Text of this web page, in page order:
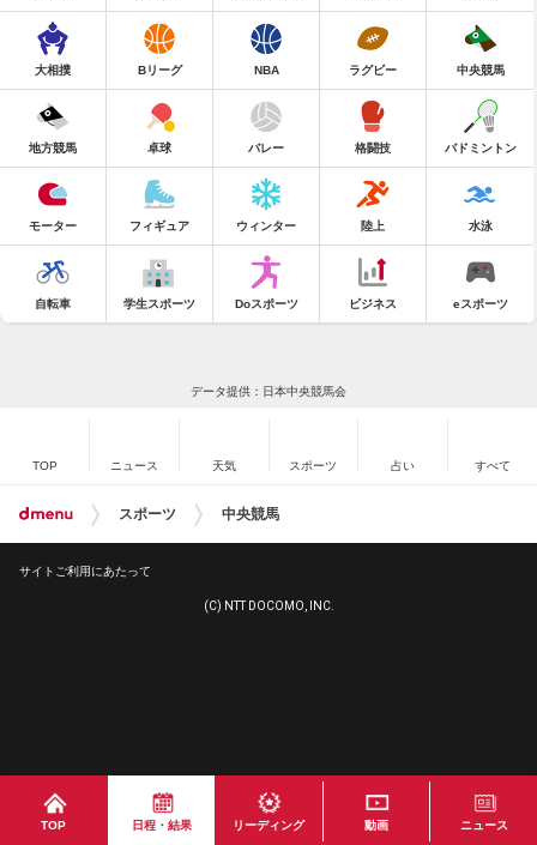
TOP 日程・結果 リーディング 動画 ニュース
大相撲 Bリーグ NBA ラグビー 中央競馬
地方競馬 卓球 バレー 格闘技 バドミントン
モーター フィギュア ウィンター 陸上 水泳
自転車 学生スポーツ Doスポーツ ビジネス eスポーツ
データ提供：日本中央競馬会
TOP ニュース 天気 スポーツ 占い すべて
スポーツ 中央競馬
サイトご利用にあたって
(C) NTT DOCOMO, INC.